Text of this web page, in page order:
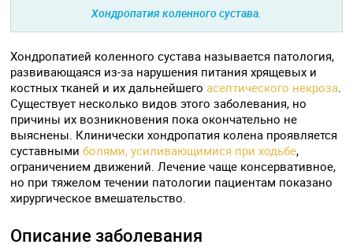
Хондропатия коленного сустава.
Хондропатией коленного сустава называется патология,
развивающаяся из-за нарушения питания хрящевых и
костных тканей и их дальнейшегоасептического некроза.
Существует несколько видов этого заболевания, но
причины их возникновения пока окончательно не
выяснены. Клинически хондропатия колена проявляется
суставнымиболями, усиливающимися при ходьбе,
ограничением движений. Лечение чаще консервативное,
но при тяжелом течении патологии пациентам показано
хирургическое вмешательство.
Описание заболевания